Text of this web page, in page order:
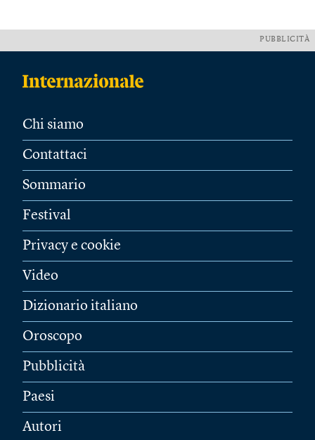
PUBBLICITÀ
Chi siamo
Contattaci
Sommario
Festival
Privacy e cookie
Video
Dizionario italiano
Oroscopo
Pubblicità
Paesi
Autori